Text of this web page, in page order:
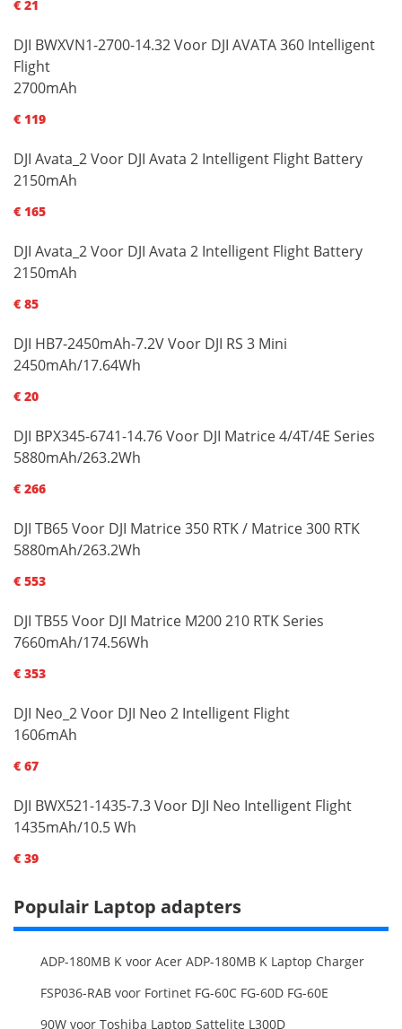
€ 21
DJI BWXVN1-2700-14.32 Voor DJI AVATA 360 Intelligent
Flight
2700mAh
€ 119
DJI Avata_2 Voor DJI Avata 2 Intelligent Flight Battery
2150mAh
€ 165
DJI Avata_2 Voor DJI Avata 2 Intelligent Flight Battery
2150mAh
€ 85
DJI HB7-2450mAh-7.2V Voor DJI RS 3 Mini
2450mAh/17.64Wh
€ 20
DJI BPX345-6741-14.76 Voor DJI Matrice 4/4T/4E Series
5880mAh/263.2Wh
€ 266
DJI TB65 Voor DJI Matrice 350 RTK / Matrice 300 RTK
5880mAh/263.2Wh
€ 553
DJI TB55 Voor DJI Matrice M200 210 RTK Series
7660mAh/174.56Wh
€ 353
DJI Neo_2 Voor DJI Neo 2 Intelligent Flight
1606mAh
€ 67
DJI BWX521-1435-7.3 Voor DJI Neo Intelligent Flight
1435mAh/10.5 Wh
€ 39
Populair Laptop adapters
ADP-180MB K voor Acer ADP-180MB K Laptop Charger
FSP036-RAB voor Fortinet FG-60C FG-60D FG-60E
90W voor Toshiba Laptop Sattelite L300D